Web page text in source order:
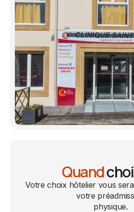
Quand
Votre choix hôtelier vous
votre
physique.